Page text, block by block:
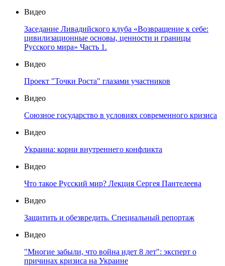
Видео
Заседание Ливадийского клуба «Возвращение к себе:
цивилизационные основы, ценности и границы
Русского мира» Часть 1.
Видео
Проект "Точки Роста" глазами участников
Видео
Союзное государство в условиях современного кризиса
Видео
Украина: корни внутреннего конфликта
Видео
Что такое Русский мир? Лекция Сергея Пантелеева
Видео
Защитить и обезвредить. Специальный репортаж
Видео
"Многие забыли, что война идет 8 лет": эксперт о
причинах кризиса на Украине